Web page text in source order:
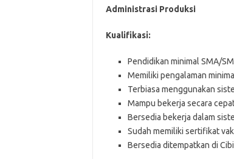
Administrasi Produksi
Kuаlіfіkаѕі:
Pendidikan minimal SMA/
Memiliki pengalaman
Terbiasa menggunakan
Mampu bekerja secara
Bersedia bekerja dalam
Sudah memiliki sertifikat
Bersedia ditempatkan di